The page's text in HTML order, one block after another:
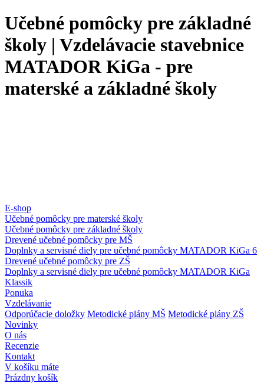
Učebné pomôcky pre základné
školy | Vzdelávacie stavebnice
MATADOR KiGa - pre
materské a základné školy
E-shop
Učebné pomôcky pre materské školy
Učebné pomôcky pre základné školy
Drevené učebné pomôcky pre MŠ
Doplnky a servisné diely pre učebné pomôcky MATADOR KiGa 6
Drevené učebné pomôcky pre ZŠ
Doplnky a servisné diely pre učebné pomôcky MATADOR KiGa
Klassik
Ponuka
Vzdelávanie
Odporúčacie doložky Metodické plány MŠ Metodické plány ZŠ
Novinky
O nás
Recenzie
Kontakt
V košíku máte
Prázdny košík